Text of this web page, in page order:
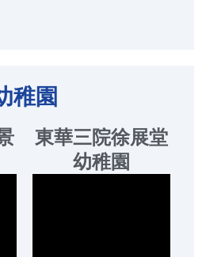
稚園
東華三院徐展堂
幼稚園